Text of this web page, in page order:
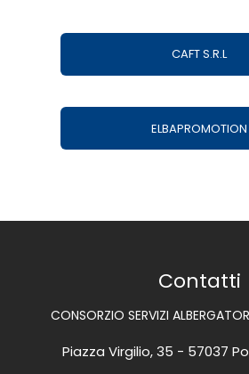
CAFT S.R.L
ELBAPROMOTION
Contatti
CONSORZIO SERVIZI
Piazza Virgilio, 35 - 57037